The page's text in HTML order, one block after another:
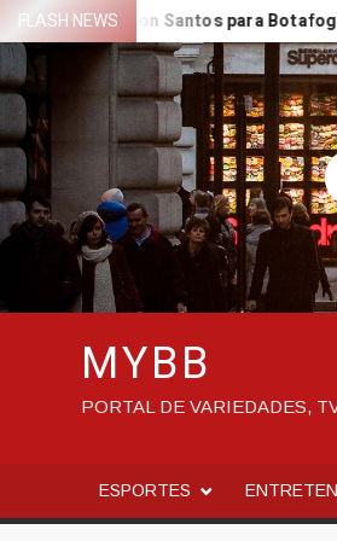
Skip
to
content
FLASH NEWS
Nilton Santos para Botafogo x
MYBB
PORTAL DE VARIEDADES,
ESPORTES